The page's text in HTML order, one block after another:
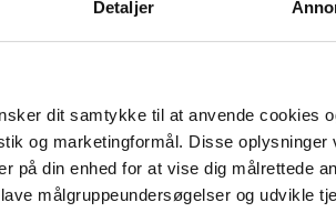
Detaljer
dit samtykke til at anvende cookies
og marketingformål. Disse
på din enhed for at vise dig målrettede
målgruppeundersøgelser og udvikle
Bornholm
forskellige typer af gæster.
Vi har en hyggelig gårdhave med en
I gårdhaven findes, bordtennisbord samt en
der en stor dejlig morgenbuffet med brød,
mm.